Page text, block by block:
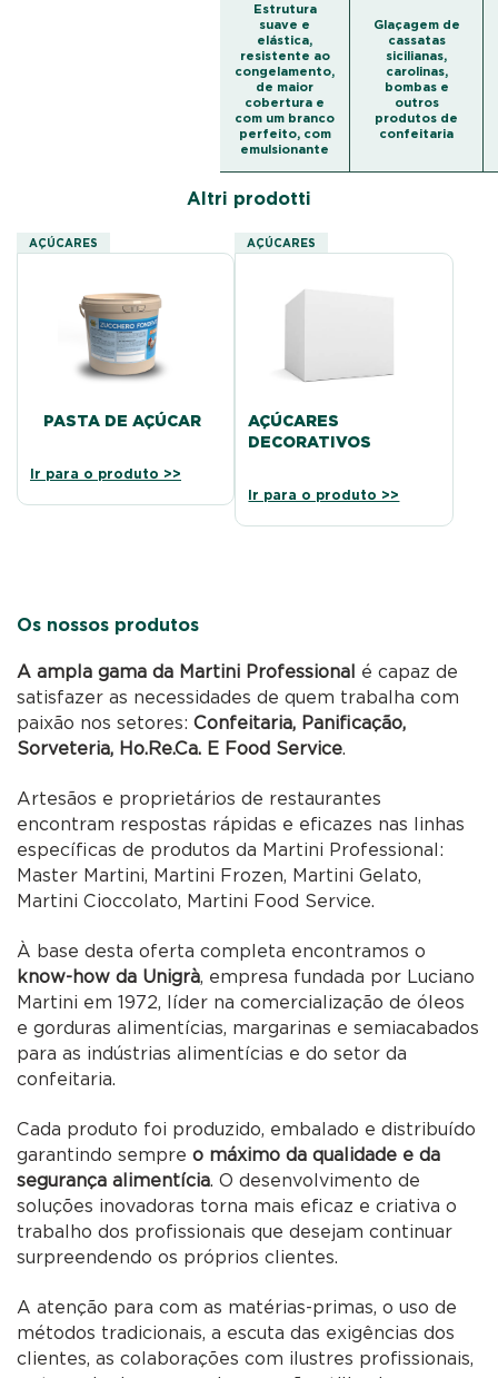
Estrutura
suave e
elástica,
resistente ao
congelamento,
de maior
cobertura e
com um branco
perfeito, com
emulsionante
Glaçagem de
cassatas
sicilianas,
carolinas,
bombas e
outros
produtos de
confeitaria
Altri prodotti
AÇÚCARES
PASTA DE AÇÚCAR
Ir para o produto >>
AÇÚCARES
AÇÚCARES
DECORATIVOS
Ir para o produto >>
Os nossos produtos
A ampla gama da Martini Professional é capaz de
satisfazer as necessidades de quem trabalha com
paixão nos setores:Confeitaria, Panificação,
Sorveteria, Ho.Re.Ca. E Food Service.
Artesãos e proprietários de restaurantes
encontram respostas rápidas e eficazes nas linhas
específicas de produtos da Martini Professional:
Master Martini, Martini Frozen, Martini Gelato,
Martini Cioccolato, Martini Food Service.
À base desta oferta completa encontramos o
know-how da Unigrà, empresa fundada por Luciano
Martini em 1972, líder na comercialização de óleos
e gorduras alimentícias, margarinas e semiacabados
para as indústrias alimentícias e do setor da
confeitaria.
Cada produto foi produzido, embalado e distribuído
garantindo sempreo máximo da qualidade e da
segurança alimentícia. O desenvolvimento de
soluções inovadoras torna mais eficaz e criativa o
trabalho dos profissionais que desejam continuar
surpreendendo os próprios clientes.
A atenção para com as matérias-primas, o uso de
métodos tradicionais, a escuta das exigências dos
clientes, as colaborações com ilustres profissionais,